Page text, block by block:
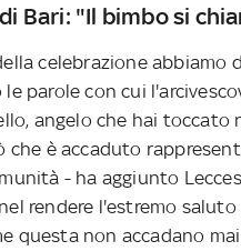
Bari: "Il bimbo si
celebrazione abbiamo
parole con cui
angelo che hai
che è accaduto
- ha aggiunto
rendere l'estremo
questa non accadano